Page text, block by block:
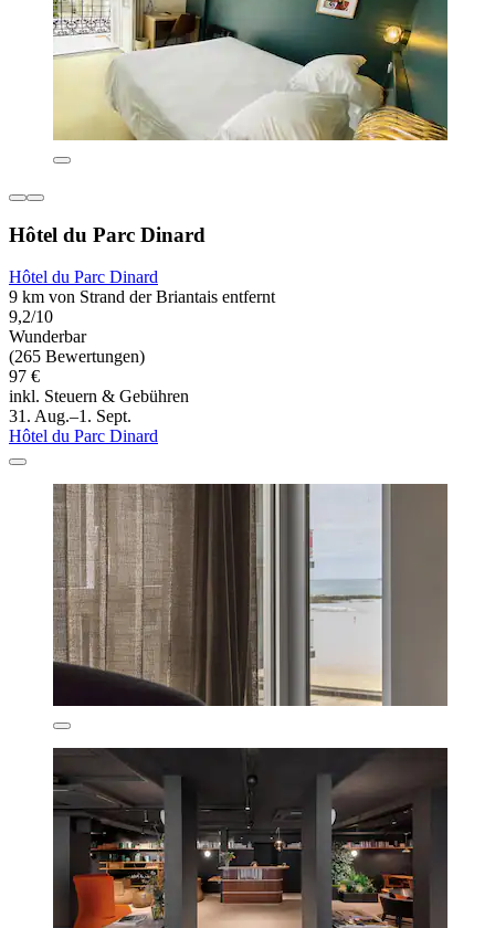
Hôtel du Parc Dinard
Hôtel du Parc Dinard
9 km von Strand der Briantais entfernt
9,2/10
Wunderbar
(265 Bewertungen)
97 €
inkl. Steuern & Gebühren
31. Aug.–1. Sept.
Hôtel du Parc Dinard